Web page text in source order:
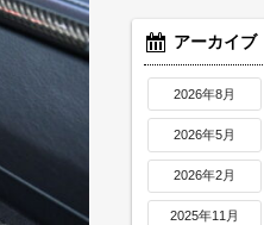
アーカイブ
2026年8月
2026年5月
2026年2月
2025年11月